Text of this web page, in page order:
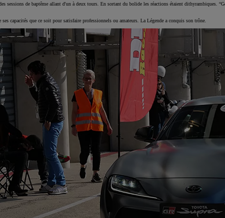
sessions de baptême allant d'un à deux tours. En sortant du bolide les réactions étaient dithyrambiques.
capacités que ce soit pour satisfaire professionnels ou amateurs. La Légende a conquis son trône.